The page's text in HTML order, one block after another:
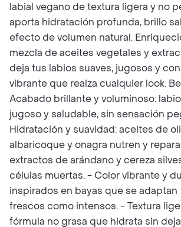
labial vegano de textura ligera y no
aporta hidratación profunda, brillo
efecto de volumen natural.
mezcla de aceites vegetales y
deja tus labios suaves, jugosos y
vibrante que realza cualquier look.
Acabado brillante y voluminoso:
jugoso y saludable, sin sensación
Hidratación y suavidad: aceites de
albaricoque y onagra nutren y
extractos de arándano y cereza
células muertas. - Color vibrante y
inspirados en bayas que se adaptan
frescos como intensos. - Textura
fórmula no grasa que hidrata sin